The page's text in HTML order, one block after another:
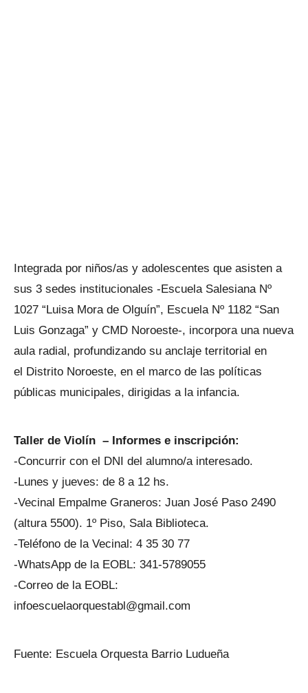
Integrada por niños/as y adolescentes que asisten a
sus 3 sedes institucionales -Escuela Salesiana Nº
1027 “Luisa Mora de Olguín”, Escuela Nº 1182 “San
Luis Gonzaga” y CMD Noroeste-, incorpora una nueva
aula radial, profundizando su anclaje territorial en
el Distrito Noroeste, en el marco de las políticas
públicas municipales, dirigidas a la infancia.
Taller de Violín – Informes e inscripción:
-Concurrir con el DNI del alumno/a interesado.
-Lunes y jueves: de 8 a 12 hs.
-Vecinal Empalme Graneros: Juan José Paso 2490
(altura 5500). 1º Piso, Sala Biblioteca.
-Teléfono de la Vecinal: 4 35 30 77
-WhatsApp de la EOBL: 341-5789055
-Correo de la EOBL:
infoescuelaorquestabl@gmail.com
Fuente: Escuela Orquesta Barrio Ludueña